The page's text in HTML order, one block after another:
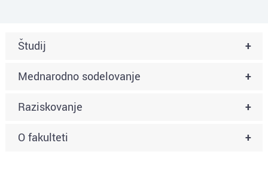
+
Študij
+
Mednarodno sodelovanje
+
Raziskovanje
+
O fakulteti